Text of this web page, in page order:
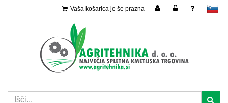
slovensko
Vaša košarica je še prazna